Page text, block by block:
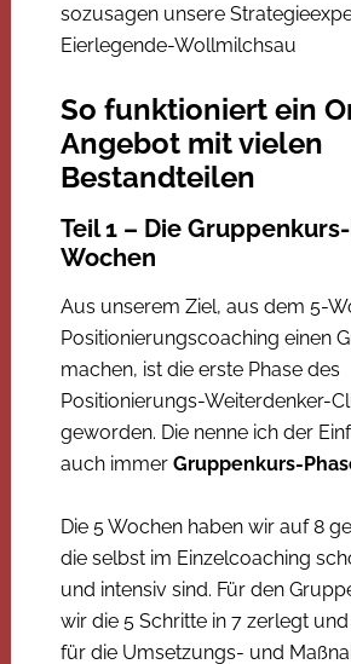
sozusagen unsere
Eierlegende-Wollmilchsau
So funktioniert ein
Angebot mit vielen
Bestandteilen
Teil 1 – Die
Wochen
Aus unserem Ziel, aus dem 5-
Positionierungscoaching einen
machen, ist die erste Phase des
Positionierungs-Weiterdenker-
geworden. Die nenne ich der
auch immer Gruppenkurs-
Die 5 Wochen haben wir auf 8
die selbst im Einzelcoaching
und intensiv sind. Für den
wir die 5 Schritte in 7 zerlegt
für die Umsetzungs- und